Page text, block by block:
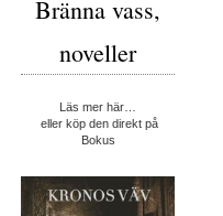
Bränna vass,
noveller
Läs mer här…
eller köp den direkt på
Bokus